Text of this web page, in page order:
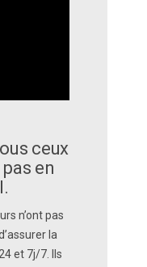
ceux
en
n’ont pas
la
et 7j/7. Ils